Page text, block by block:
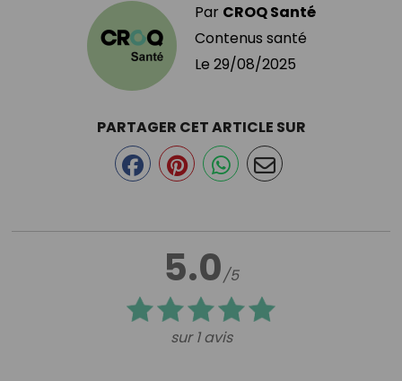
Par CROQ Santé
Contenus santé
Le 29/08/2025
5.0/5
sur 1 avis
PARTAGER CET ARTICLE SUR